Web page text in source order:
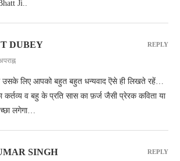
Ji..
DUBEY
उसके लिए आपको बहुत बहुत धन्यवाद ऎसे ही लिखते रहें…
व बहु के प्रति सास का फ़र्ज जैसी प्रेरक कविता या
लगेगा…
REPLY
SINGH REPLY